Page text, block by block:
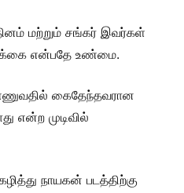
மற்றும் சங்கர் இவர்கள்
என்பதே உண்மை.
கைதேந்தவரான
என்ற முடிவில்
நாயகன் படத்திற்கு